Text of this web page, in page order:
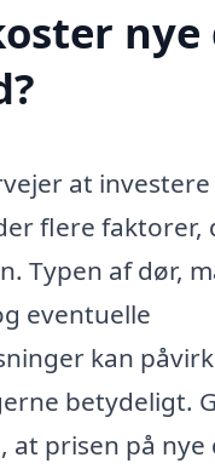
nye
at
flere faktorer,
Typen af dør,
eventuelle
kan
betydeligt.
at prisen på nye